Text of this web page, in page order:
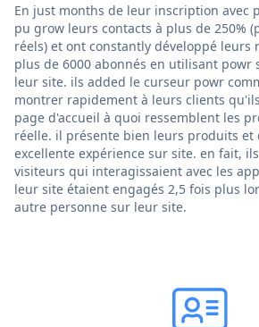
En just months de leur inscription avec
pu grow leurs contacts à plus de 250%
réels) et ont constantly développé leurs
plus de 6000 abonnés en utilisant powr
leur site. ils added le curseur powr
montrer rapidement à leurs clients
page d'accueil à quoi ressemblent les
réelle. il présente bien leurs produits et
excellente expérience sur site. en fait,
visiteurs qui interagissaient avec les
leur site étaient engagés 2,5 fois plus
autre personne sur leur site.